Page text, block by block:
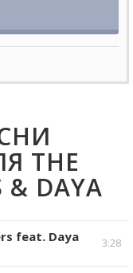
THE
& DAYA
3:28
feat. Daya